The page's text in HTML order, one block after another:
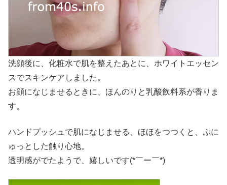
洗顔後に、化粧水で肌を整えたあとに、ホワイトエッセン
スでスキンケアしました。
お顔になじませるときに、ほんのりと乳酸飲料系が香りま
す。
ハンドプッシュで肌になじませる、ほほをつつくと、ぷに
ゅっとした触り心地。
透明感がでたようで、嬉しいです(*￣ー￣*)